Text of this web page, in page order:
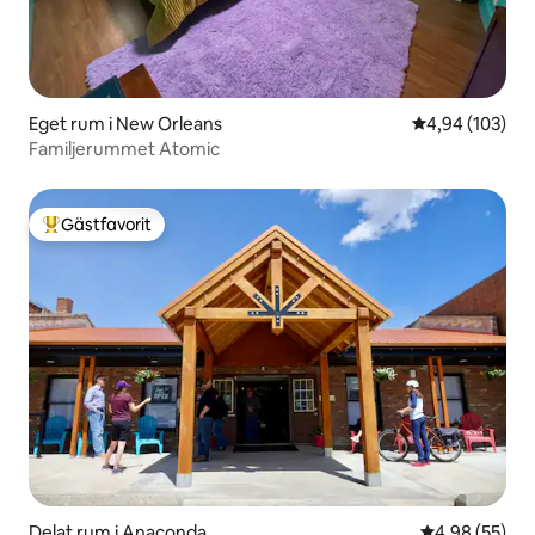
Eget rum i New Orleans 4,94 av 5 i
4,94 (103)
Familjerummet Atomic
Populär gästfavorit
Gästfavorit